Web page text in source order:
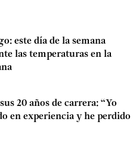
este día de la semana
las temperaturas en la
20 años de carrera: “Yo
en experiencia y he perdido